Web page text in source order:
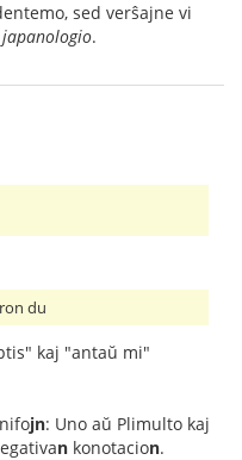
sed verŝajne vi
japanologio.
du
kaj "antaŭ mi"
jn: Uno aŭ Plimulto kaj
n konotacion.